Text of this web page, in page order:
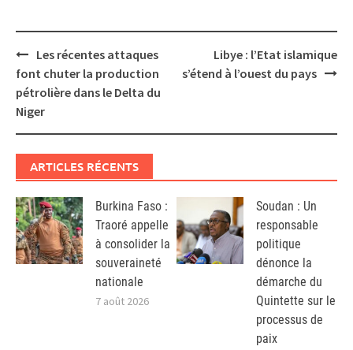
Post
navigation
Les récentes attaques
font chuter la production
pétrolière dans le Delta du
Niger
Libye : l’Etat islamique
s’étend à l’ouest du pays
ARTICLES RÉCENTS
Burkina Faso :
Traoré appelle
à consolider la
souveraineté
nationale
7 août 2026
Soudan : Un
responsable
politique
dénonce la
démarche du
Quintette sur le
processus de
paix